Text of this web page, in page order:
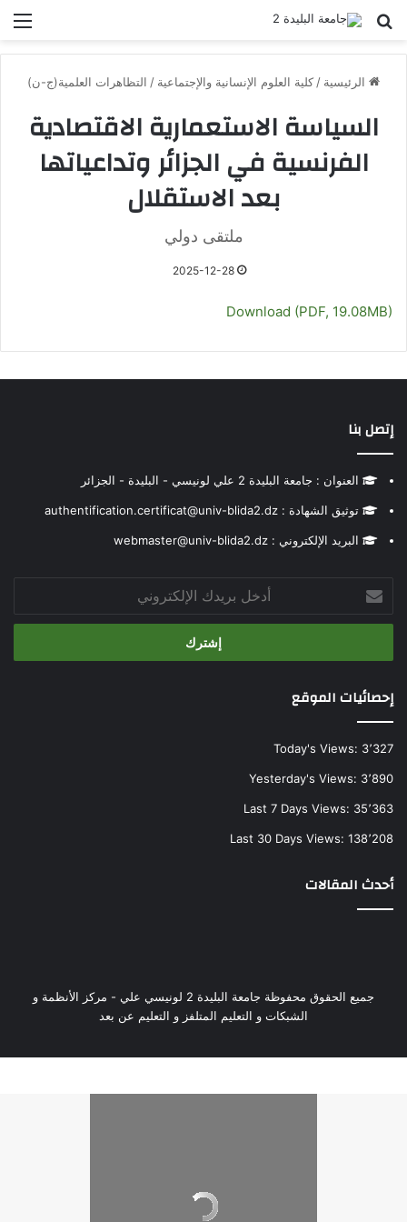
بحث عن
الرئيسية / كلية العلوم الإنسانية والإجتماعية / التظاهرات العلمية(ج-ن)
السياسة الاستعمارية الاقتصادية
الفرنسية في الجزائر وتداعياتها
بعد الاستقلال
ملتقى دولي
2025-12-28
Download (PDF, 19.08MB)
إتصل بنا
العنوان : جامعة البليدة 2 علي لونيسي - البليدة - الجزائر
توثيق الشهادة : authentification.certificat@univ-blida2.dz
البريد الإلكتروني : webmaster@univ-blida2.dz
بريدك
الإلكتروني
إحصائيات الموقع
Today's Views: 3٬327
Yesterday's Views: 3٬890
Last 7 Days Views: 35٬363
Last 30 Days Views: 138٬208
أحدث المقالات
جميع الحقوق محفوظة جامعة البليدة 2 لونيسي علي - مركز الأنظمة و
الشبكات و التعليم المتلفز و التعليم عن بعد